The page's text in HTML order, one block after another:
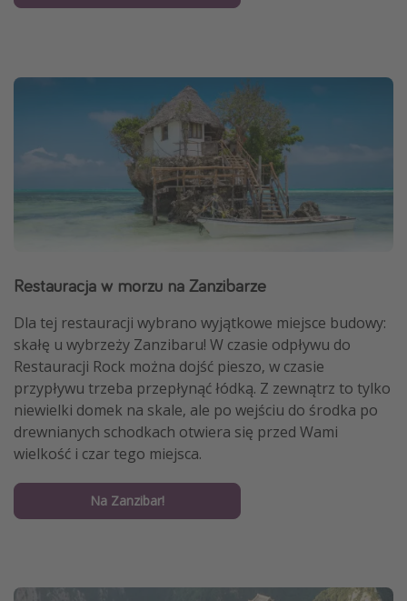
Restauracja w morzu na Zanzibarze
Dla tej restauracji wybrano wyjątkowe miejsce budowy:
skałę u wybrzeży Zanzibaru! W czasie odpływu do
Restauracji Rock można dojść pieszo, w czasie
przypływu trzeba przepłynąć łódką. Z zewnątrz to tylko
niewielki domek na skale, ale po wejściu do środka po
drewnianych schodkach otwiera się przed Wami
wielkość i czar tego miejsca.
Na Zanzibar!